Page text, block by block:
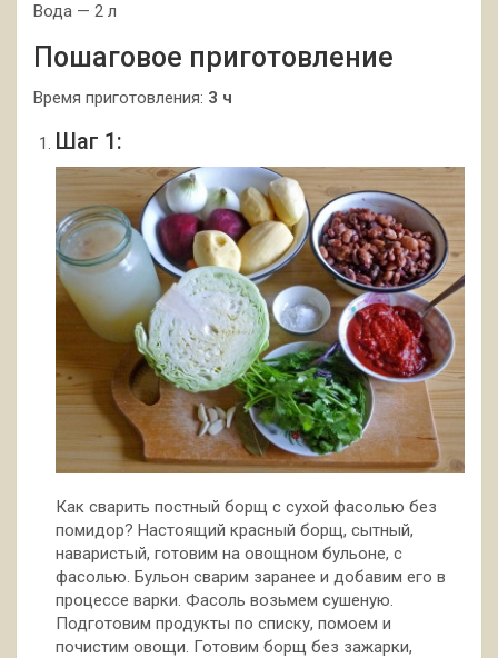
Вода — 2 л
Пошаговое приготовление
Время приготовления: 3 ч
Шаг 1:
Как сварить постный борщ с сухой фасолью без
помидор? Настоящий красный борщ, сытный,
наваристый, готовим на овощном бульоне, с
фасолью. Бульон сварим заранее и добавим его в
процессе варки. Фасоль возьмем сушеную.
Подготовим продукты по списку, помоем и
почистим овощи. Готовим борщ без зажарки,